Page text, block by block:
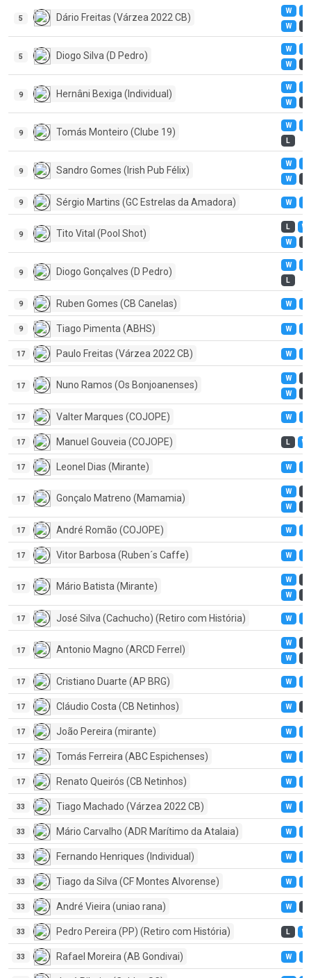
5 Dário Freitas (Várzea 2022 CB)
W
W
5 Diogo Silva (D Pedro)
W
W
9 Hernâni Bexiga (Individual)
W
W
9 Tomás Monteiro (Clube 19)
W
L
9 Sandro Gomes (Irish Pub Félix)
W
W
9 Sérgio Martins (GC Estrelas da Amadora) W
9 Tito Vital (Pool Shot)
L
W
W
9 Diogo Gonçalves (D Pedro)
W
L
9 Ruben Gomes (CB Canelas) W
9 Tiago Pimenta (ABHS) W
17 Paulo Freitas (Várzea 2022 CB) W
17 Nuno Ramos (Os Bonjoanenses)
W
W
17 Valter Marques (COJOPE) W
17 Manuel Gouveia (COJOPE) L W
17 Leonel Dias (Mirante) W
17 Gonçalo Matreno (Mamamia)
W
W
17 André Romão (COJOPE) W
17 Vitor Barbosa (Ruben´s Caffe) W
17 Mário Batista (Mirante)
W
W
17 José Silva (Cachucho) (Retiro com História) W
17 Antonio Magno (ARCD Ferrel)
W
W
17 Cristiano Duarte (AP BRG) W
17 Cláudio Costa (CB Netinhos) W
17 João Pereira (mirante) W
17 Tomás Ferreira (ABC Espichenses) W
17 Renato Queirós (CB Netinhos) W
33 Tiago Machado (Várzea 2022 CB) W
33 Mário Carvalho (ADR Marítimo da Atalaia) W
33 Fernando Henriques (Individual) W
33 Tiago da Silva (CF Montes Alvorense) W
33 André Vieira (uniao rana) W
33 Pedro Pereira (PP) (Retiro com História) L W
33 Rafael Moreira (AB Gondivai) W